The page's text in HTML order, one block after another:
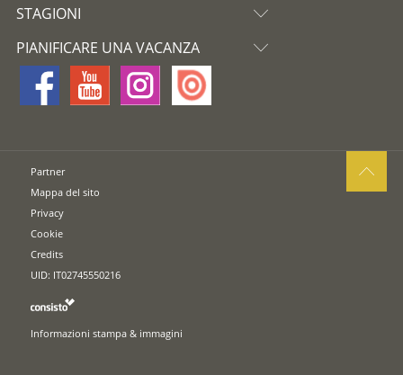
STAGIONI
PIANIFICARE UNA VACANZA
Partner
Mappa del sito
Privacy
Cookie
Credits
UID: IT02745550216
Informazioni stampa & immagini